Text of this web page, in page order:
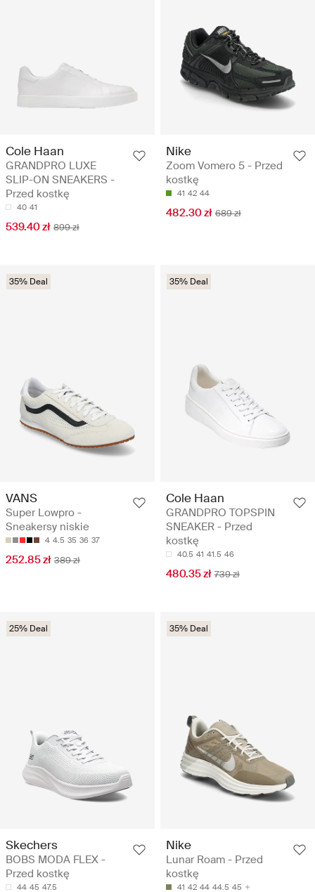
Cole Haan
GRANDPRO LUXE
SLIP-ON SNEAKERS -
Przed kostkę
40 41
539.40 zł 899 zł
Nike
Zoom Vomero 5 - Przed
kostkę
41 42 44
482.30 zł 689 zł
35% Deal
VANS
Super Lowpro -
Sneakersy niskie
4 4.5 35 36 37
252.85 zł 389 zł
35% Deal
Cole Haan
GRANDPRO TOPSPIN
SNEAKER - Przed
kostkę
40.5 41 41.5 46
480.35 zł 739 zł
25% Deal
Skechers
BOBS MODA FLEX -
Przed kostkę
44 45 47.5
35% Deal
Nike
Lunar Roam - Przed
kostkę
41 42 44 44.5 45